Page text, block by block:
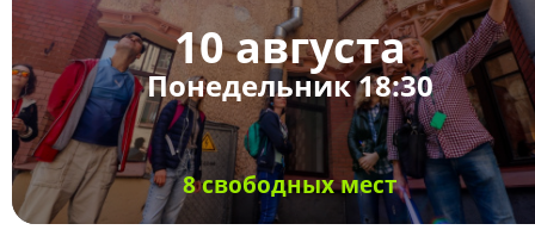
10 августа
Понедельник 18:30
8 свободных мест